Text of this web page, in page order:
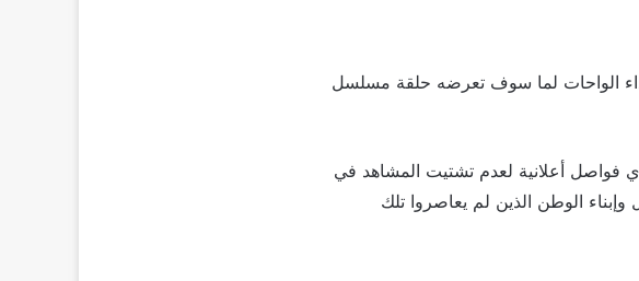
الواحات لما سوف تعرضه حلقة مسلسل
الواحات بدون أي فواصل أعلانية لعدم تشتيت المشاهد في
الوطن الذين لم يعاصروا تلك